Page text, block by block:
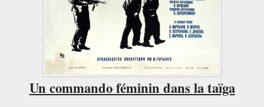
Un commando féminin dans la taïga